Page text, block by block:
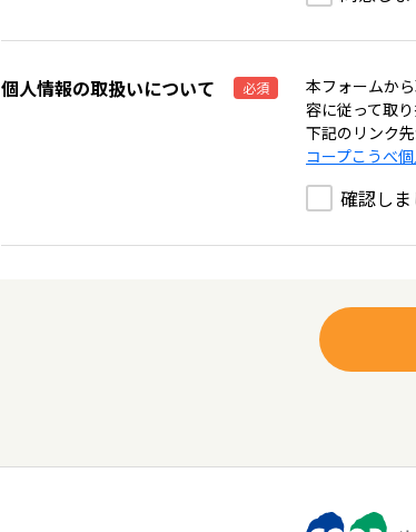
個人情報の取扱いについて 必須
本フォームか
容に従って取り
下記のリンク
コープこうべ
確認しま